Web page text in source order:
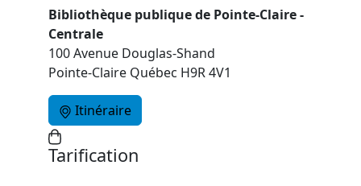
Bibliothèque publique de Pointe-Claire -
Centrale
100 Avenue Douglas-Shand
Pointe-Claire Québec H9R 4V1
Itinéraire
Tarification